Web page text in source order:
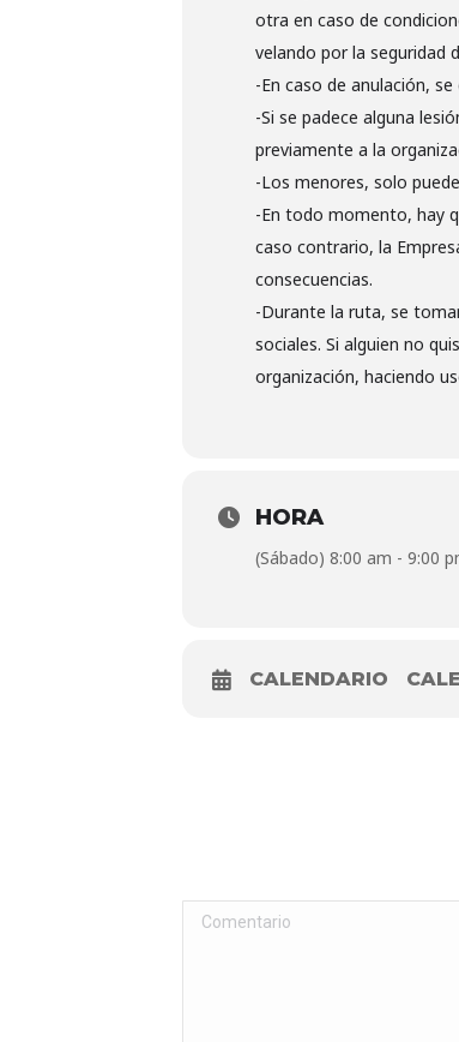
otra en caso de
velando por la seguridad
-En caso de anulación,
-Si se padece alguna
previamente a la
-Los menores, solo
-En todo momento, hay
caso contrario, la
consecuencias.
-Durante la ruta, se
sociales. Si alguien no
organización, haciendo
HORA
(Sábado) 8:00 am - 9:00
CALENDARIO
Comentario